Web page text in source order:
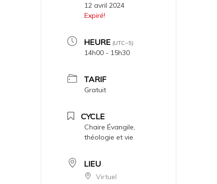
12 avril 2024
Expiré!
HEURE (UTC−5)
14h00 - 15h30
TARIF
Gratuit
CYCLE
Chaire Évangile,
théologie et vie
LIEU
Virtuel